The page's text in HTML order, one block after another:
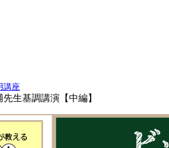
講座
生基調講演【中編】